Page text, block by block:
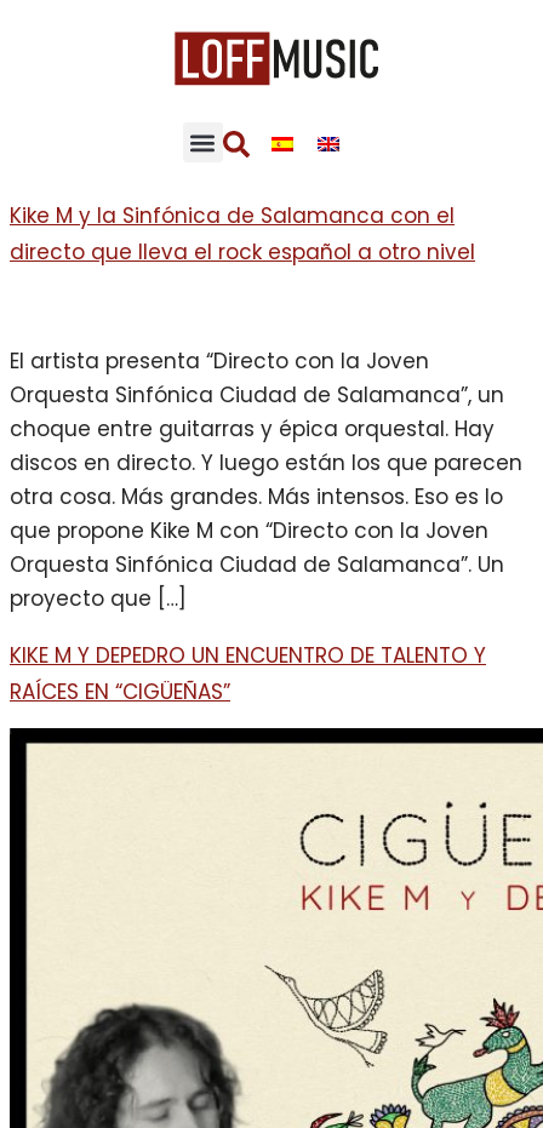
Kike M y la Sinfónica de Salamanca con el
directo que lleva el rock español a otro nivel
El artista presenta “Directo con la Joven
Orquesta Sinfónica Ciudad de Salamanca”, un
choque entre guitarras y épica orquestal. Hay
discos en directo. Y luego están los que parecen
otra cosa. Más grandes. Más intensos. Eso es lo
que propone Kike M con “Directo con la Joven
Orquesta Sinfónica Ciudad de Salamanca”. Un
proyecto que […]
KIKE M Y DEPEDRO UN ENCUENTRO DE TALENTO Y
RAÍCES EN “CIGÜEÑAS”